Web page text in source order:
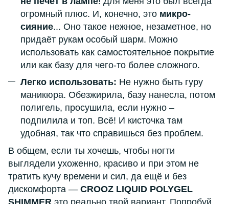
огромный плюс. И, конечно, это микро-
сияние... Оно такое нежное, незаметное, но
придаёт рукам особый шарм. Можно
использовать как самостоятельное покрытие
или как базу для чего-то более сложного.
Легко использовать: Не нужно быть гуру
маникюра. Обезжирила, базу нанесла, потом
полигель, просушила, если нужно –
подпилила и топ. Всё! И кисточка там
удобная, так что справишься без проблем.
В общем, если ты хочешь, чтобы ногти
выглядели ухоженно, красиво и при этом не
тратить кучу времени и сил, да ещё и без
дискомфорта — CROOZ LIQUID POLYGEL
SHIMMER это реально твой вариант. Попробуй,